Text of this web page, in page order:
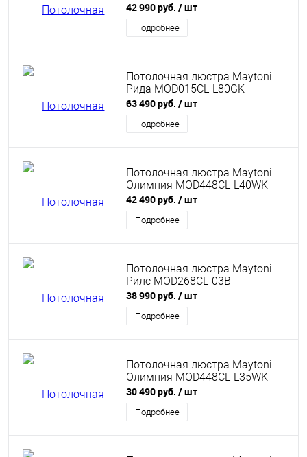
42 990 руб. / шт
Подробнее
Потолочная люстра Maytoni
Рида MOD015CL-L80GK
63 490 руб. / шт
Подробнее
Потолочная люстра Maytoni
Олимпия MOD448CL-L40WK
42 490 руб. / шт
Подробнее
Потолочная люстра Maytoni
Рилс MOD268CL-03B
38 990 руб. / шт
Подробнее
Потолочная люстра Maytoni
Олимпия MOD448CL-L35WK
30 490 руб. / шт
Подробнее